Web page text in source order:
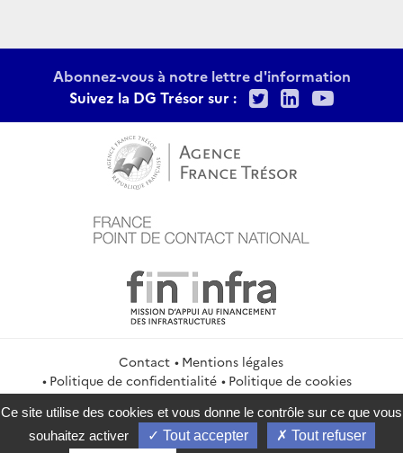
Abonnez-vous à notre lettre d'information
Suivez la DG Trésor sur :
TwitterLinkedIn
Contact
Mentions légales
Politique de confidentialité
Politique de cookies
Gestion des cookies
Flux RSS
service-public.gouv.fr
legifrance.gouv.fr
info.gouv.fr
Ce site utilise des cookies et vous donne le contrôle sur ce que vous
souhaitez activer
Tout accepter Tout refuser